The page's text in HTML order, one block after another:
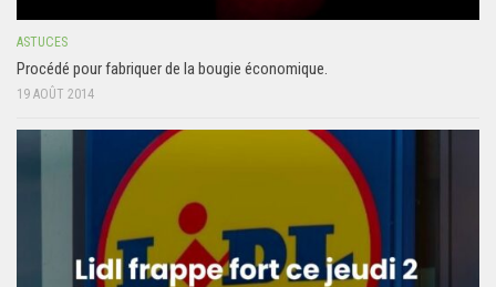
ASTUCES
Procédé pour fabriquer de la bougie économique.
19 AOÛT 2014